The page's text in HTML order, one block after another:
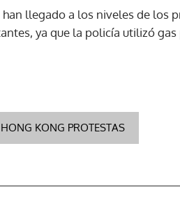
llegado a los niveles de los
ya que la policía utilizó
HONG KONG PROTESTAS